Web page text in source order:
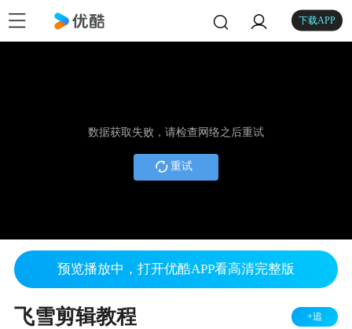
下载APP
数据获取失败，请检查网络之后重试
重试
预览播放中，打开优酷APP看高清完整版
飞雪剪辑教程 +追